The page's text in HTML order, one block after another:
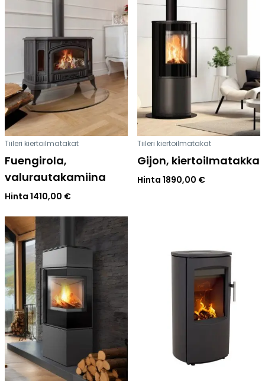
Tiileri kiertoilmatakat
Fuengirola,
valurautakamiina
Hinta 1410,00 €
Tiileri kiertoilmatakat
Gijon, kiertoilmatakka
Hinta 1890,00 €